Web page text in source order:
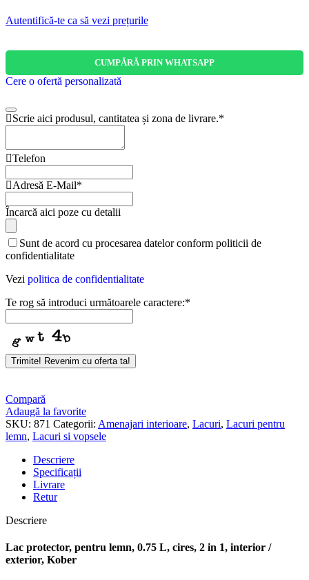
Autentifică-te ca să vezi prețurile
CUMPĂRĂ PRIN WHATSAPP
Cere o ofertă personalizată
Scrie aici produsul, cantitatea și zona de livrare.*
Telefon
Adresă E-Mail*
Încarcă aici poze cu detalii
Sunt de acord cu procesarea datelor conform politicii de
confidentialitate
Vezi politica de confidentialitate
Te rog să introduci următoarele caractere:*
Company
Name*
Trimite! Revenim cu oferta ta!
Compară
Adaugă la favorite
SKU: 871 Categorii: Amenajari interioare, Lacuri, Lacuri pentru
lemn, Lacuri si vopsele
Descriere
Specificații
Livrare
Retur
Descriere
Lac protector, pentru lemn, 0.75 L, cires, 2 in 1, interior /
exterior, Kober